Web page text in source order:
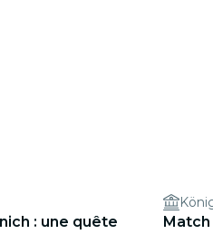
: une quête
Match